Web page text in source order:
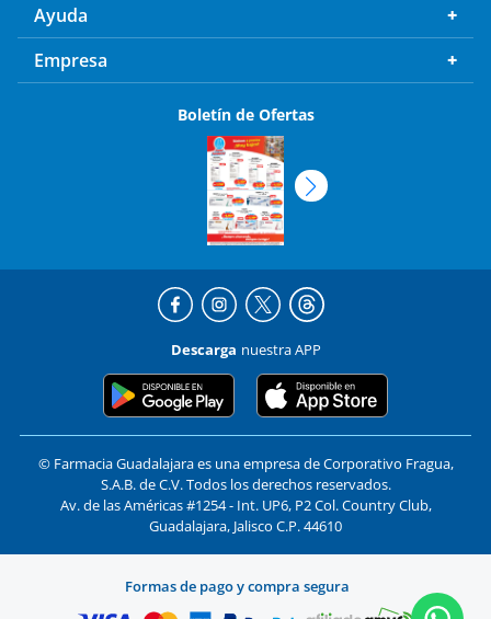
Ayuda
Empresa
Boletín de Ofertas
Descarga nuestra APP
© Farmacia Guadalajara es una empresa de Corporativo Fragua,
S.A.B. de C.V. Todos los derechos reservados.
Av. de las Américas #1254 - Int. UP6, P2 Col. Country Club,
Guadalajara, Jalisco C.P. 44610
Formas de pago y compra segura